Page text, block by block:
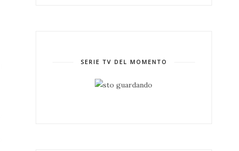
SERIE TV DEL MOMENTO